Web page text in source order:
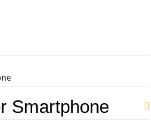
Smartphone